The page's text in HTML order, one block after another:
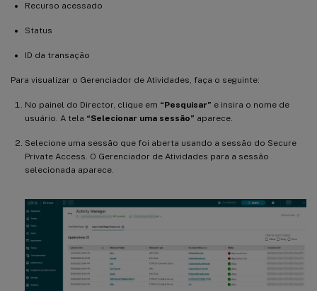
Recurso acessado
Status
ID da transação
Para visualizar o Gerenciador de Atividades, faça o seguinte:
No painel do Director, clique em “Pesquisar” e insira o nome de
usuário. A tela “Selecionar uma sessão” aparece.
Selecione uma sessão que foi aberta usando a sessão do Secure
Private Access. O Gerenciador de Atividades para a sessão
selecionada aparece.